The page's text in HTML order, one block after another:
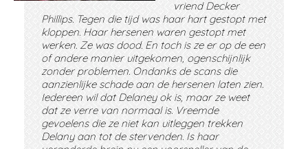
vriend Decker
Phillips. Tegen die tijd was haar hart gestopt met
kloppen. Haar hersenen waren gestopt met
werken. Ze was dood. En toch is ze er op de een
of andere manier uitgekomen, ogenschijnlijk
zonder problemen. Ondanks de scans die
aanzienlijke schade aan de hersenen laten zien.
Iedereen wil dat Delaney ok is, maar ze weet
dat ze verre van normaal is. Vreemde
gevoelens die ze niet kan uitleggen trekken
Delany aan tot de stervenden. Is haar